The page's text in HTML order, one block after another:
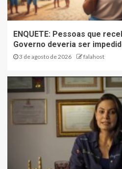
ENQUETE: Pessoas que
Governo deveria ser
3 de agosto de 2026 falahost